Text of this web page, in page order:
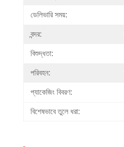
ডেলিভারি সময়:
বন্দর:
বিশুদ্ধতা:
পরিবহন:
প্যাকেজিং বিবরণ:
বিশেষভাবে তুলে ধরা: